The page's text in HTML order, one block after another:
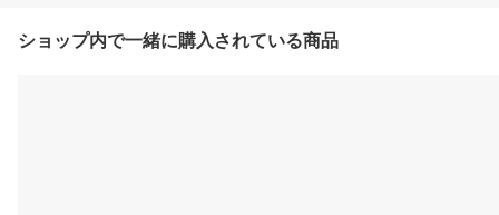
ショップ内で一緒に購入されている商品